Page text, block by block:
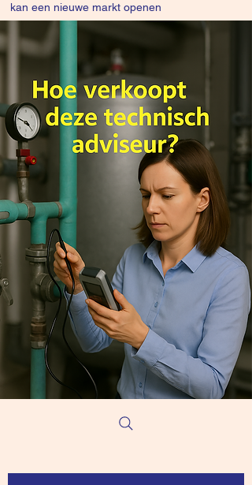
kan een nieuwe markt openen